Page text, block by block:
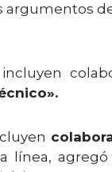
línea,